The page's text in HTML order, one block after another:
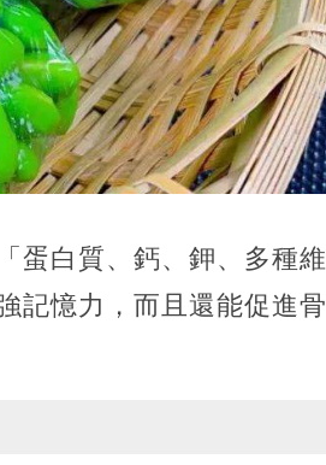
蛋白質、鈣、鉀、多種維
記憶力，而且還能促進骨